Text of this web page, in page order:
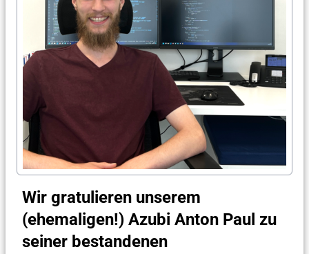
Wir gratulieren unserem
(ehemaligen!) Azubi Anton Paul zu
seiner bestandenen